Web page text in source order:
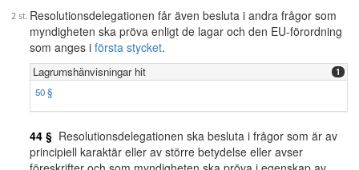
Resolutionsdelegationen får även besluta i andra frågor som
myndigheten ska pröva enligt de lagar och den EU-förordning
som anges i första stycket.
Lagrumshänvisningar hit 1
50 §
44 § Resolutionsdelegationen ska besluta i frågor som är av
principiell karaktär eller av större betydelse eller avser